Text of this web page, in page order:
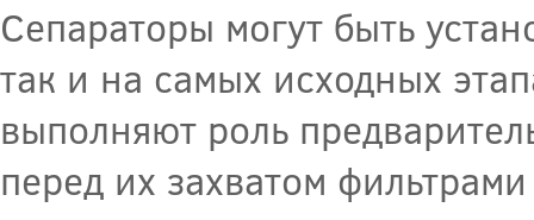
Сепараторы могут быть
так и на самых исходных
выполняют роль
перед их захватом